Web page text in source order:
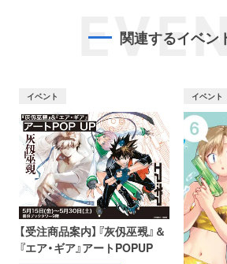
関連するイベン
イベント
【受注商品案内】『灰仭巫覡』＆
『エア・ギア』アートPOPUP
イベント